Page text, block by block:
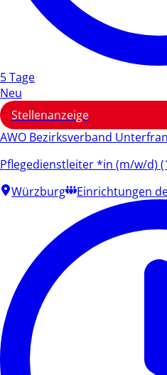
5 Tage
Neu
Stellenanzeige
AWO Bezirksverband
Pflegedienstleiter *in (m/w/d)
Würzburg
Einrichtungen